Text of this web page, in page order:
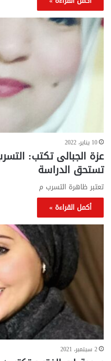
10 يناير، 2022
عزة الجبالى تكتب:
تستحق الدراسة
تعتبر ظاهرة التسرب م
أكمل القراءة »
2 سبتمبر، 2021